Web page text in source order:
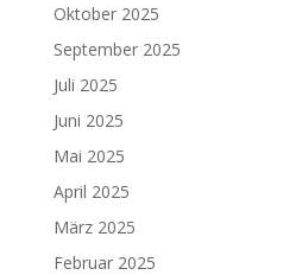
Oktober 2025
September 2025
Juli 2025
Juni 2025
Mai 2025
April 2025
März 2025
Februar 2025